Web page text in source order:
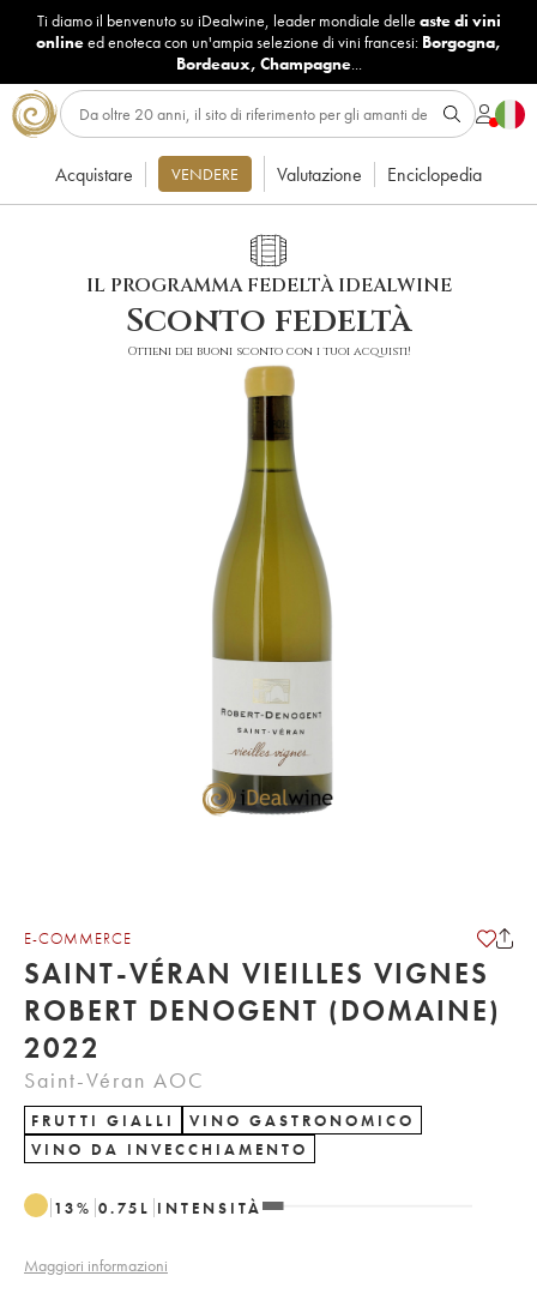
Ti diamo il benvenuto su iDealwine, leader mondiale delle aste di vini
onlineed enoteca con un'ampia selezione di vini francesi: Borgogna,
Bordeaux, Champagne...
Acquistare VENDERE Valutazione Enciclopedia
IL PROGRAMMA FEDELTÀ IDEALWINE
Sconto fedeltà
Ottieni dei buoni sconto con i tuoi acquisti!
E-COMMERCE
SAINT-VÉRAN VIEILLES VIGNES
ROBERT DENOGENT (DOMAINE)
2022
Saint-Véran AOC
FRUTTI GIALLI
VINO GASTRONOMICO
VINO DA INVECCHIAMENTO
13% 0.75 L INTENSITÀ
Maggiori informazioni